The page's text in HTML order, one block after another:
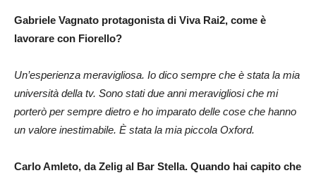
Gabriele Vagnato protagonista di Viva Rai2, come è
lavorare con Fiorello?
Un’esperienza meravigliosa. Io dico sempre che è stata la mia
università della tv. Sono stati due anni meravigliosi che mi
porterò per sempre dietro e ho imparato delle cose che hanno
un valore inestimabile. È stata la mia piccola Oxford.
Carlo Amleto, da Zelig al Bar Stella. Quando hai capito che